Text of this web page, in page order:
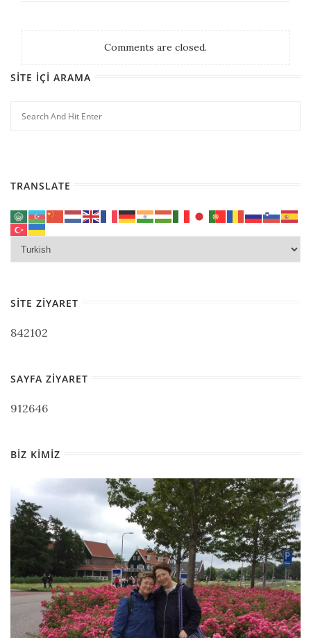
Comments are closed.
SITE İÇI ARAMA
TRANSLATE
SITE ZIYARET
842102
SAYFA ZIYARET
912646
BIZ KIMIZ